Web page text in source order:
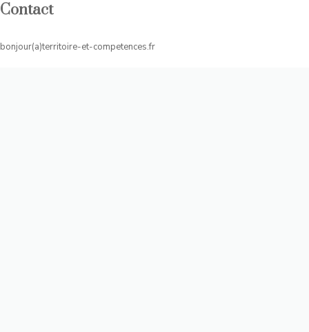
Contact
bonjour(a)territoire-et-competences.fr